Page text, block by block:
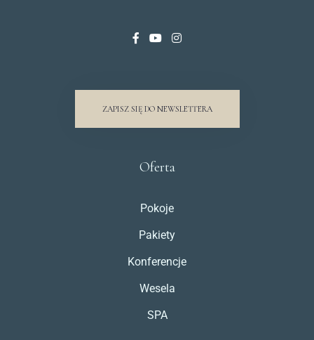
ZAPISZ SIĘ DO NEWSLETTERA
Oferta
Pokoje
Pakiety
Konferencje
Wesela
SPA